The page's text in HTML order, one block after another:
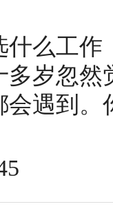
么工
多岁忽
遇到